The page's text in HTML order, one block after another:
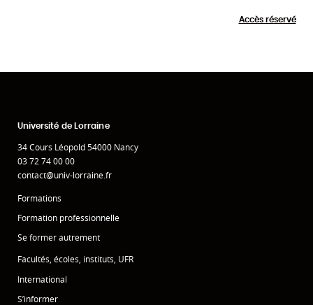
Accès réservé
Université de Lorraine
34 Cours Léopold 54000 Nancy
03 72 74 00 00
contact@univ-lorraine.fr
Formations
Formation professionnelle
Se former autrement
Facultés, écoles, instituts, UFR
International
S’informer